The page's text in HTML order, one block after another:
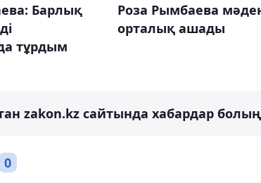
Барлық
тұрдым
Роза Рымбаева
орталық ашады
zakon.kz сайтында хабардар
0